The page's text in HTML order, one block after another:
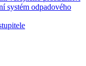
systém odpadového